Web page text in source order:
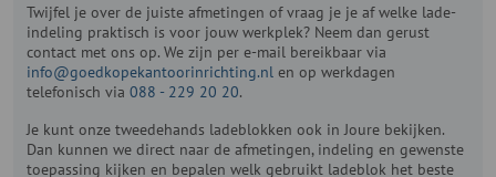
Twijfel je over de juiste afmetingen of vraag je je af welke lade-
indeling praktisch is voor jouw werkplek? Neem dan gerust
contact met ons op. We zijn per e-mail bereikbaar via
info@goedkopekantoorinrichting.nl en op werkdagen
telefonisch via 088 - 229 20 20.
Je kunt onze tweedehands ladeblokken ook in Joure bekijken.
Dan kunnen we direct naar de afmetingen, indeling en gewenste
toepassing kijken en bepalen welk gebruikt ladeblok het beste